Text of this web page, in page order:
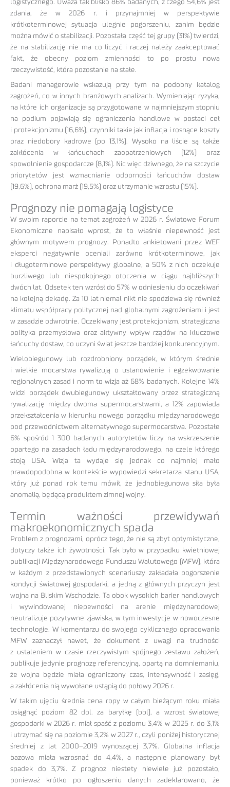
logistycznego. Uważa tak blisko 86% badanych, z czego 54,6% jest
zdania, że w 2026 r. i przynajmniej w perspektywie
krótkoterminowej sytuacja ulegnie pogorszeniu, zanim będzie
można mówić o stabilizacji. Pozostała część tej grupy (31%) twierdzi,
że na stabilizację nie ma co liczyć i raczej należy zaakceptować
fakt, że obecny poziom zmienności to po prostu nowa
rzeczywistość, która pozostanie na stałe.
Badani managerowie wskazują przy tym na podobny katalog
zagrożeń, co w innych branżowych analizach. Wymieniając ryzyka,
na które ich organizacje są przygotowane w najmniejszym stopniu
na podium pojawiają się ograniczenia handlowe w postaci ceł
i protekcjonizmu (16,6%), czynniki takie jak inflacja i rosnące koszty
oraz niedobory kadrowe (po 13,1%). Wysoko na liście są także
zakłócenia w łańcuchach zaopatrzeniowych (12%) oraz
spowolnienie gospodarcze (8,1%). Nic więc dziwnego, że na szczycie
priorytetów jest wzmacnianie odporności łańcuchów dostaw
(19,6%), ochrona marż (19,5%) oraz utrzymanie wzrostu (15%).
Prognozy nie pomagają logistyce
W swoim raporcie na temat zagrożeń w 2026 r. Światowe Forum
Ekonomiczne napisało wprost, że to właśnie niepewność jest
głównym motywem prognozy. Ponadto ankietowani przez WEF
eksperci negatywnie oceniali zarówno krótkoterminowe, jak
i długoterminowe perspektywy globalne, a 50% z nich oczekuje
burzliwego lub niespokojnego otoczenia w ciągu najbliższych
dwóch lat. Odsetek ten wzrósł do 57% w odniesieniu do oczekiwań
na kolejną dekadę. Za 10 lat niemal nikt nie spodziewa się również
klimatu współpracy politycznej nad globalnymi zagrożeniami i jest
w zasadzie odwrotnie. Oczekiwany jest protekcjonizm, strategiczna
polityka przemysłowa oraz aktywny wpływ rządów na kluczowe
łańcuchy dostaw, co uczyni świat jeszcze bardziej konkurencyjnym.
Wielobiegunowy lub rozdrobniony porządek, w którym średnie
i wielkie mocarstwa rywalizują o ustanowienie i egzekwowanie
regionalnych zasad i norm to wizja aż 68% badanych. Kolejne 14%
widzi porządek dwubiegunowy ukształtowany przez strategiczną
rywalizację między dwoma supermocarstwami, a 12% zapowiada
przekształcenia w kierunku nowego porządku międzynarodowego
pod przewodnictwem alternatywnego supermocarstwa. Pozostałe
6% spośród 1 300 badanych autorytetów liczy na wskrzeszenie
opartego na zasadach ładu międzynarodowego, na czele którego
stoją USA. Wizja ta wydaje się jednak co najmniej mało
prawdopodobna w kontekście wypowiedzi sekretarza stanu USA,
który już ponad rok temu mówił, że jednobiegunowa siła była
anomalią, będącą produktem zimnej wojny.
Termin ważności przewidywań
makroekonomicznych spada
Problem z prognozami, oprócz tego, że nie są zbyt optymistyczne,
dotyczy także ich żywotności. Tak było w przypadku kwietniowej
publikacji Międzynarodowego Funduszu Walutowego (MFW), która
w każdym z przedstawionych scenariuszy zakładała pogorszenie
kondycji światowej gospodarki, a jedną z głównych przyczyn jest
wojna na Bliskim Wschodzie. Ta obok wysokich barier handlowych
i wywindowanej niepewności na arenie międzynarodowej
neutralizuje pozytywne zjawiska, w tym inwestycje w nowoczesne
technologie. W komentarzu do swojego cyklicznego opracowania
MFW zaznaczył nawet, że dokument z uwagi na trudności
z ustaleniem w czasie rzeczywistym spójnego zestawu założeń,
publikuje jedynie prognozę referencyjną, opartą na domniemaniu,
że wojna będzie miała ograniczony czas, intensywność i zasięg,
a zakłócenia nią wywołane ustąpią do połowy 2026 r.
W takim ujęciu średnia cena ropy w całym bieżącym roku miała
osiągnąć poziom 82 dol. za baryłkę (bbl), a wzrost światowej
gospodarki w 2026 r. miał spaść z poziomu 3,4% w 2025 r. do 3,1%
i utrzymać się na poziomie 3,2% w 2027 r., czyli poniżej historycznej
średniej z lat 2000–2019 wynoszącej 3,7%. Globalna inflacja
bazowa miała wzrosnąć do 4,4%, a następnie planowany był
spadek do 3,7%. Z prognoz niestety niewiele już pozostało,
ponieważ krótko po ogłoszeniu danych zadeklarowano, że